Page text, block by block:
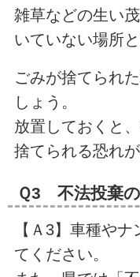
雑草などの生い
いていない場所
ごみが捨てられ
しょう。
放置しておくと
捨てられる恐れ
Ｑ3 不法投棄
【Ａ3】車種や
てください。